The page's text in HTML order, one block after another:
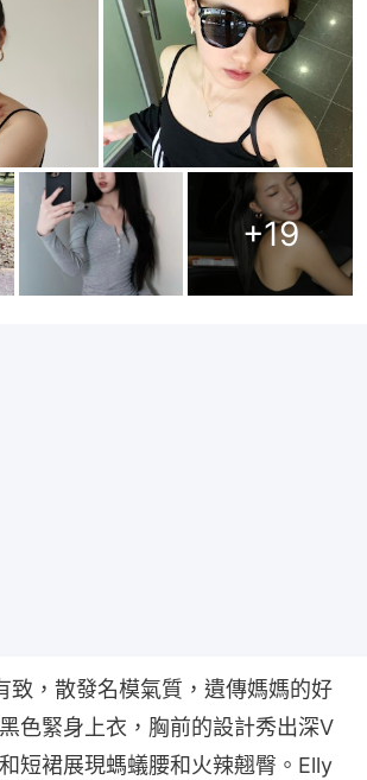
+19
致，散發名模氣質，遺傳媽媽的好
色緊身上衣，胸前的設計秀出深V
短裙展現螞蟻腰和火辣翹臀。Elly